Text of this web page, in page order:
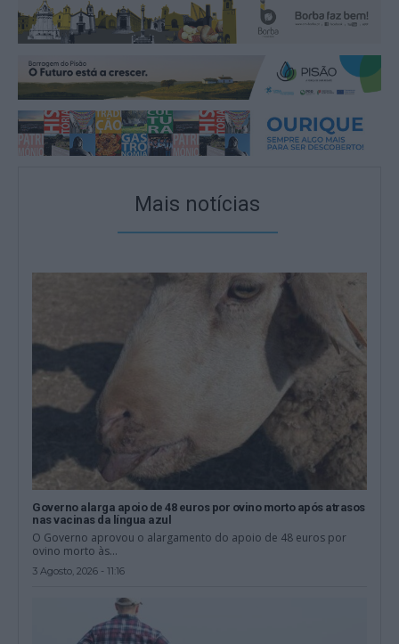
Mais notícias
Governo alarga apoio de 48 euros por ovino morto após atrasos
nas vacinas da língua azul
O Governo aprovou o alargamento do apoio de 48 euros por
ovino morto às...
3 Agosto, 2026 - 11:16